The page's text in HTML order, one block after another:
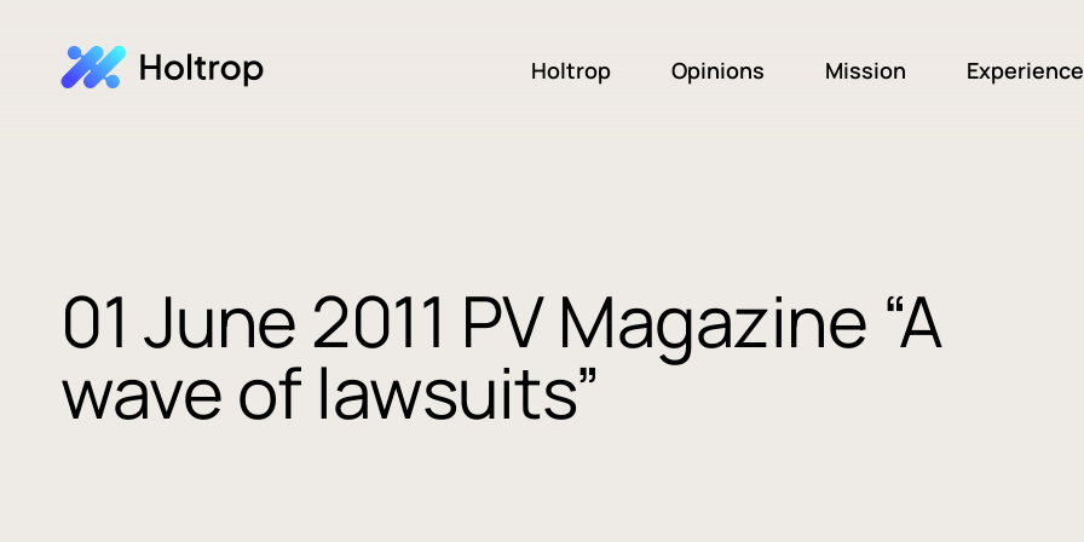
Holtrop Opinions Mission
01 June 2011 PV Magazine “A
wave of lawsuits”